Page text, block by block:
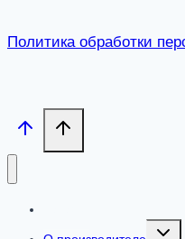
Политика обработки
Toggle